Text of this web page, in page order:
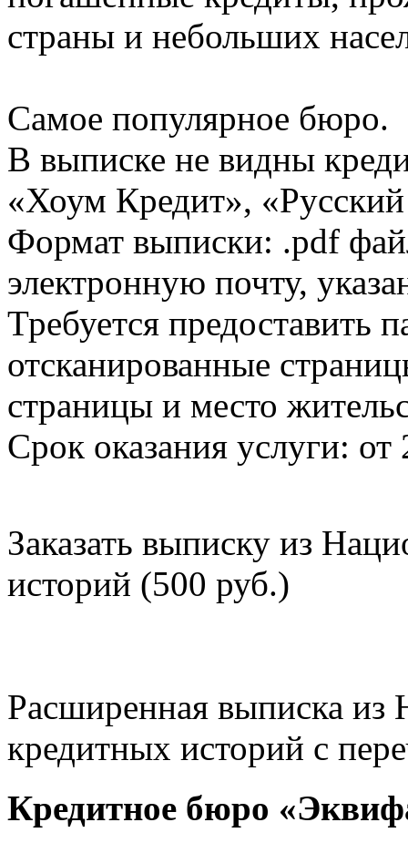
страны и небольших
Самое популярное бюро.
В выписке не видны
«Хоум Кредит»,
Формат выписки: .pdf
электронную почту,
Требуется предоставить
отсканированные
страницы и место
Срок оказания услуги: от
Заказать выписку из
историй (500 руб.)
Расширенная выписка из
кредитных историй с
Кредитное бюро